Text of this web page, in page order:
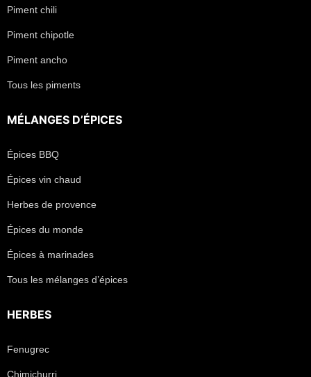
Piment chili
Piment chipotle
Piment ancho
Tous les piments
MÉLANGES D’ÉPICES
Épices BBQ
Épices vin chaud
Herbes de provence
Épices du monde
Épices à marinades
Tous les mélanges d’épices
HERBES
Fenugrec
Chimichurri